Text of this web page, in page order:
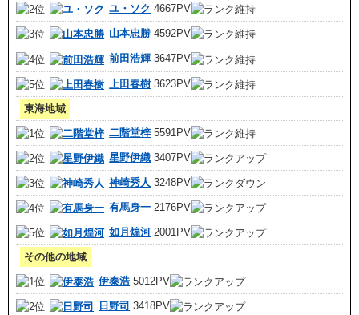
ユ・ソク 4667PV
山本忠勝 4592PV
前田浩輝 3647PV
上田春樹 3623PV
東海地域
二階堂梓 5591PV
星野伊織 3407PV
神崎秀人 3248PV
有馬身一 2176PV
如月煌河2001PV
その他の地域
伊泰浩 5012PV
日野司 3418PV